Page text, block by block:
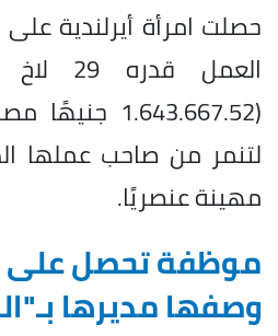
حصلت امرأة أيرلندية
العمل
لتنمر من صاحب عملها
مهينة عنصريًا.
موظفة تحصل على
وصفها مديرها